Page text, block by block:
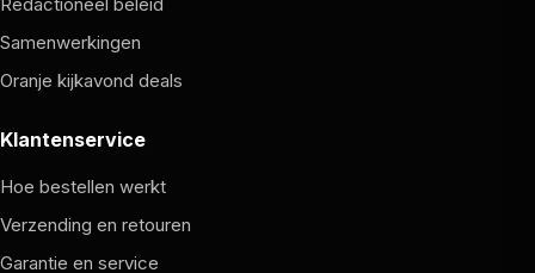
Redactioneel beleid
Samenwerkingen
Oranje kijkavond deals
Klantenservice
Hoe bestellen werkt
Verzending en retouren
Garantie en service